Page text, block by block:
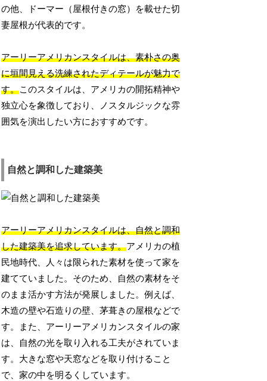
の他、ドーマー（屋根付きの窓）を載せた切
妻屋根が代表的です。
アーリーアメリカンスタイルは、素朴さの奥
に垣間見える洗練されたディテールが魅力で
す。このスタイルは、アメリカの開拓精神や
独立心を象徴しており、ノスタルジックな雰
囲気を演出したい方におすすめです。
自然と調和した建築美
アーリーアメリカンスタイルは、自然と調和
した建築美を追求しています。アメリカの植
民地時代、人々は限られた素材を使って家を
建てていました。そのため、自然の素材をそ
のまま活かす方法が発展しました。例えば、
木造の壁や石造りの壁、茅葺きの屋根などで
す。また、アーリーアメリカンスタイルの家
は、自然の光を取り入れる工夫がされていま
す。大きな窓や天窓などを取り付けること
で、家の中を明るくしています。